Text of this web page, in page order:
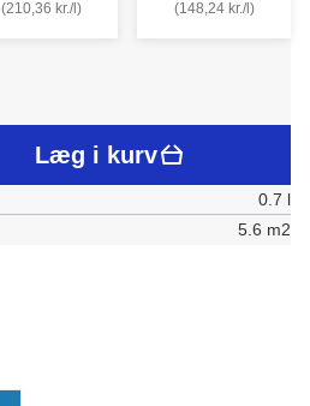
(210,36 kr./l) (148,24 kr./l)
Læg i kurv
0.7 l
5.6 m2